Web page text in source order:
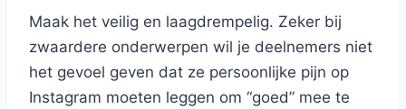
Maak het veilig en laagdrempelig. Zeker bij
zwaardere onderwerpen wil je deelnemers niet
het gevoel geven dat ze persoonlijke pijn op
Instagram moeten leggen om “goed” mee te